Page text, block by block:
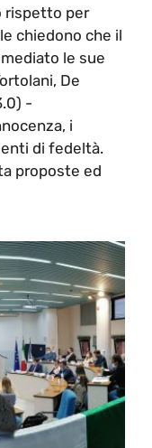
rispetto per
chiedono che il
le sue
De
-
i
di fedeltà.
proposte ed